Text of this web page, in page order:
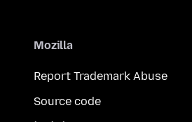
Mozilla
Report Trademark Abuse
Source code